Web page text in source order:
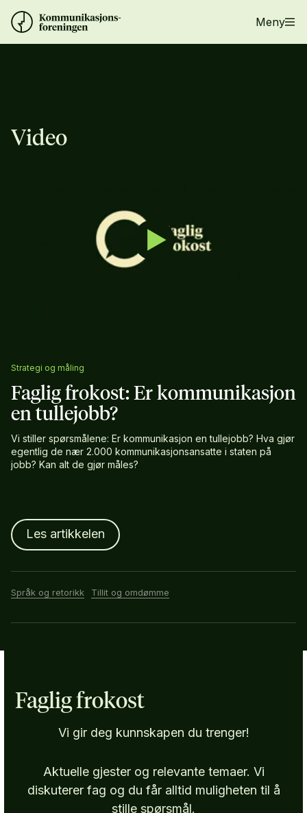
Meny
Video
Strategi og måling
Faglig frokost: Er kommunikasjon
en tullejobb?
Vi stiller spørsmålene: Er kommunikasjon en tullejobb? Hva gjør
egentlig de nær 2.000 kommunikasjonsansatte i staten på
jobb? Kan alt de gjør måles?
Les artikkelen
Språk og retorikk Tillit og omdømme
Faglig frokost
Vi gir deg kunnskapen du trenger!
Aktuelle gjester og relevante temaer. Vi
diskuterer fag og du får alltid muligheten til å
stille spørsmål.